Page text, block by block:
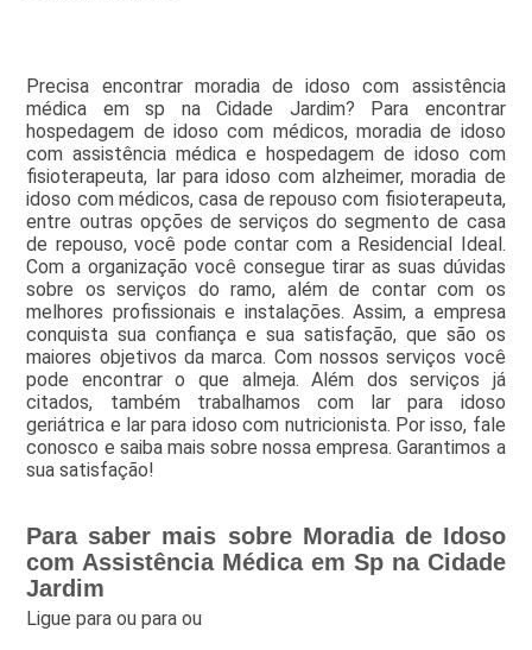
Precisa encontrar moradia de idoso com assistência
médica em sp na Cidade Jardim? Para encontrar
hospedagem de idoso com médicos, moradia de idoso
com assistência médica e hospedagem de idoso com
fisioterapeuta, lar para idoso com alzheimer, moradia de
idoso com médicos, casa de repouso com fisioterapeuta,
entre outras opções de serviços do segmento de casa
de repouso, você pode contar com a Residencial Ideal.
Com a organização você consegue tirar as suas dúvidas
sobre os serviços do ramo, além de contar com os
melhores profissionais e instalações. Assim, a empresa
conquista sua confiança e sua satisfação, que são os
maiores objetivos da marca. Com nossos serviços você
pode encontrar o que almeja. Além dos serviços já
citados, também trabalhamos com lar para idoso
geriátrica e lar para idoso com nutricionista. Por isso, fale
conosco e saiba mais sobre nossa empresa. Garantimos a
sua satisfação!
Para saber mais sobre Moradia de Idoso
com Assistência Médica em Sp na Cidade
Jardim
Ligue paraou paraou